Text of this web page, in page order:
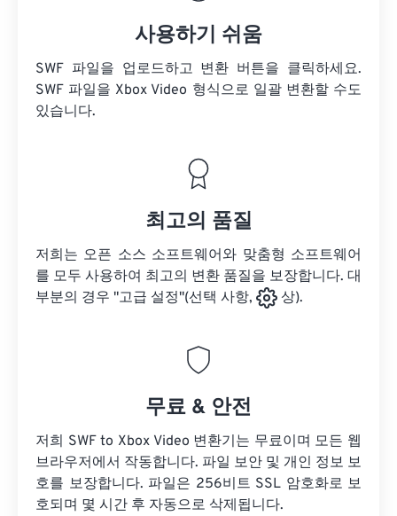
사용하기 쉬움
SWF 파일을 업로드하고 변환 버튼을 클릭하세요.
SWF 파일을 Xbox Video 형식으로 일괄 변환할 수도
있습니다.
최고의 품질
저희는 오픈 소스 소프트웨어와 맞춤형 소프트웨어
를 모두 사용하여 최고의 변환 품질을 보장합니다. 대
부분의 경우 "고급 설정"(선택 사항,
상).
무료 & 안전
저희 SWF to Xbox Video 변환기는 무료이며 모든 웹
브라우저에서 작동합니다. 파일 보안 및 개인 정보 보
호를 보장합니다. 파일은 256비트 SSL 암호화로 보
호되며 몇 시간 후 자동으로 삭제됩니다.